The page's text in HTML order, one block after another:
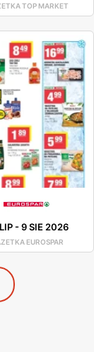
TOP MARKET
-9 SIE 2026
EUROSPAR